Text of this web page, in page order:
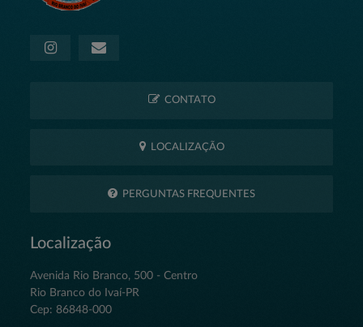
CONTATO
LOCALIZAÇÃO
PERGUNTAS FREQUENTES
Localização
Avenida Rio Branco, 500 - Centro
Rio Branco do Ivaí-PR
Cep: 86848-000